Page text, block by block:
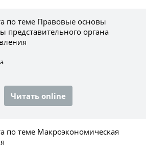
по теме Правовые основы
представительного органа
Читать online
по теме Макроэкономическая